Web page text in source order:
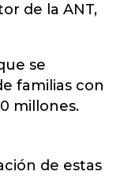
de la ANT,
se
familias con
millones.
de estas